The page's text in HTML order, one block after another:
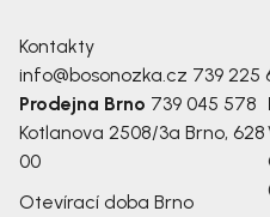
Kontakty
info@bosonozka.cz 739 225
Prodejna Brno 739 045 578
Kotlanova 2508/3a Brno, 628
00
Otevírací doba Brno